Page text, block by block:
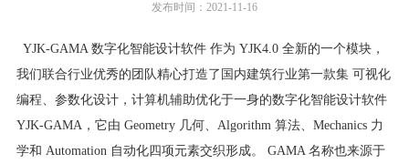
发布时间：2021-11-16
YJK-GAMA 数字化智能设计软件 作为 YJK4.0 全新的一个模块，
我们联合行业优秀的团队精心打造了国内建筑行业第一款集 可视化
编程、参数化设计，计算机辅助优化于一身的数字化智能设计软件
YJK-GAMA，它由 Geometry 几何、Algorithm 算法、Mechanics 力
学和 Automation 自动化四项元素交织形成。 GAMA 名称也来源于